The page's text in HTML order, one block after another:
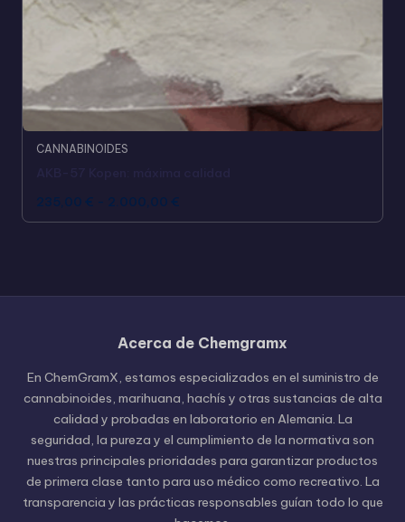
CANNABINOIDES
235,00 € - 2.000,00 €
Acerca de Chemgramx
En ChemGramX, estamos especializados en el suministro de
cannabinoides, marihuana, hachís y otras sustancias de alta
calidad y probadas en laboratorio en Alemania. La
seguridad, la pureza y el cumplimiento de la normativa son
nuestras principales prioridades para garantizar productos
de primera clase tanto para uso médico como recreativo. La
transparencia y las prácticas responsables guían todo lo que
English (United States)
Czech
Polish
Hungarian